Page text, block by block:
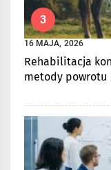
3
16 MAJA, 2026
Rehabilitacja
metody powrotu